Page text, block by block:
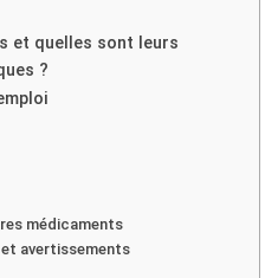
et quelles sont leurs
?
médicaments
avertissements